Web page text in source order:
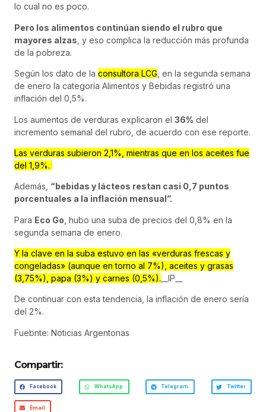
lo cual no es poco.
Pero los alimentos continúan siendo el rubro que
mayores alzas , y eso complica la reducción más profunda
de la pobreza.
Según los dato de la consultora LCG , en la segunda semana
de enero la categoría Alimentos y Bebidas registró una
inflación del 0,5%.
Los aumentos de verduras explicaron el 36% del
incremento semanal del rubro, de acuerdo con ese reporte.
Las verduras subieron 2,1%, mientras que en los aceites fue
del 1,9%.
Además, “bebidas y lácteos restan casi 0,7 puntos
porcentuales a la inflación mensual”.
Para Eco Go , hubo una suba de precios del 0,8% en la
segunda semana de enero.
Y la clave en la suba estuvo en las «verduras frescas y
congeladas» (aunque en torno al 7%), aceites y grasas
(3,75%), papa (3%) y carnes (0,5%). __IP__
De continuar con esta tendencia, la inflación de enero sería
del 2%.
Fuebnte: Noticias Argentonas
Compartir:
Facebook WhatsApp Telegram Twitter
Email